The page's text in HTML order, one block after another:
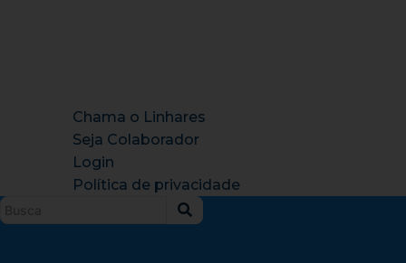
Chama o Linhares
Seja Colaborador
Login
Política de privacidade